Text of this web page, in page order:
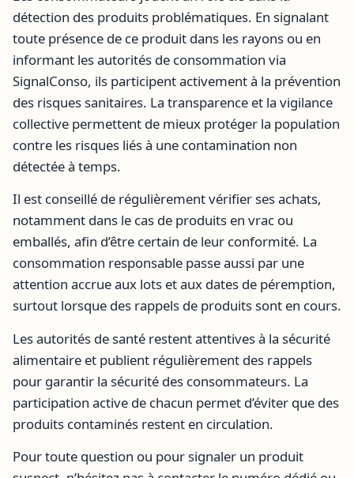
détection des produits problématiques. En signalant
toute présence de ce produit dans les rayons ou en
informant les autorités de consommation via
SignalConso, ils participent activement à la prévention
des risques sanitaires. La transparence et la vigilance
collective permettent de mieux protéger la population
contre les risques liés à une contamination non
détectée à temps.
Il est conseillé de régulièrement vérifier ses achats,
notamment dans le cas de produits en vrac ou
emballés, afin d’être certain de leur conformité. La
consommation responsable passe aussi par une
attention accrue aux lots et aux dates de péremption,
surtout lorsque des rappels de produits sont en cours.
Les autorités de santé restent attentives à la sécurité
alimentaire et publient régulièrement des rappels
pour garantir la sécurité des consommateurs. La
participation active de chacun permet d’éviter que des
produits contaminés restent en circulation.
Pour toute question ou pour signaler un produit